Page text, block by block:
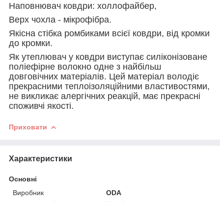
Наповнювач ковдри: холлофайбер,
Верх чохла - мікрофібра.
Якісна стібка ромбиками всієї ковдри, від кромки
до кромки.
Як утеплювач у ковдри виступає силіконізоване
поліефірне волокно одне з найбільш
довговічних матеріалів. Цей матеріал володіє
прекрасними теплоізоляційними властивостями,
не викликає алергічних реакцій, має прекрасні
споживчі якості.
Приховати
Характеристики
Основні
Виробник
ODA